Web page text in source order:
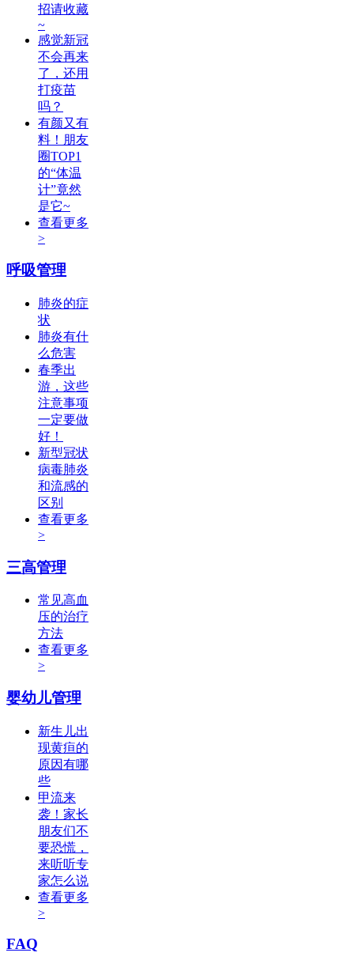
招请收藏
~
感觉新冠
不会再来
了，还用
打疫苗
吗？
有颜又有
料！朋友
圈TOP1
的“体温
计”竟然
是它~
查看更多
>
呼吸管理
肺炎的症
状
肺炎有什
么危害
春季出
游，这些
注意事项
一定要做
好！
新型冠状
病毒肺炎
和流感的
区别
查看更多
>
三高管理
常见高血
压的治疗
方法
查看更多
>
婴幼儿管理
新生儿出
现黄疸的
原因有哪
些
甲流来
袭！家长
朋友们不
要恐慌，
来听听专
家怎么说
查看更多
>
FAQ